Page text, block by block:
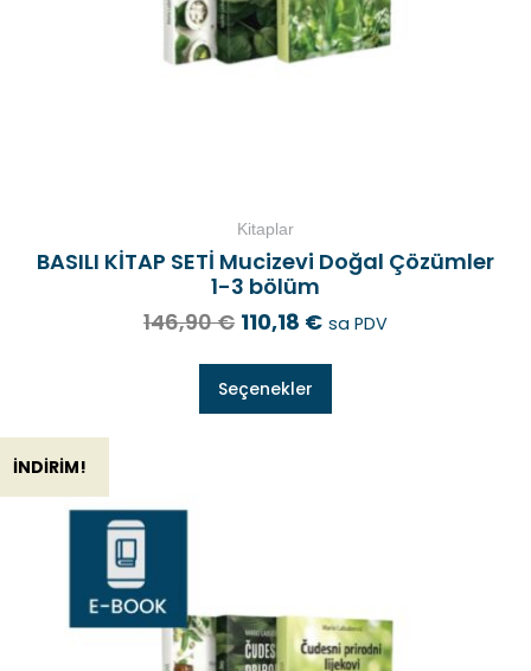
Kitaplar
BASILI KİTAP SETİ Mucizevi Doğal Çözümler
1-3 bölüm
146,90€ 110,18 € sa PDV
Seçenekler
İNDIRIM!